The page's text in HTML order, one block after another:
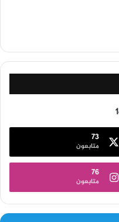
73
متابعون
76
متابعون